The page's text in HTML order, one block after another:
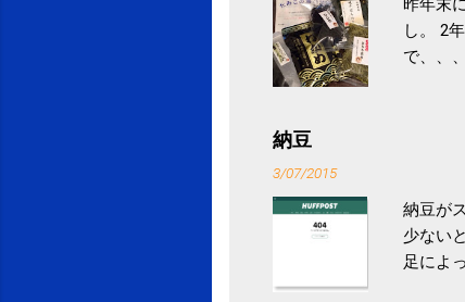
昨年末
し。 2
で、、
税にな
納豆
3/07/2015
納豆が
少ない
足によ